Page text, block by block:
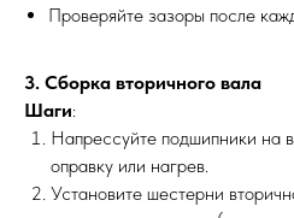
Проверяйте зазоры после
3. Сборка вторичного вала
Шаги:
Напрессуйте подшипники на
оправку или нагрев.
Установите шестерни